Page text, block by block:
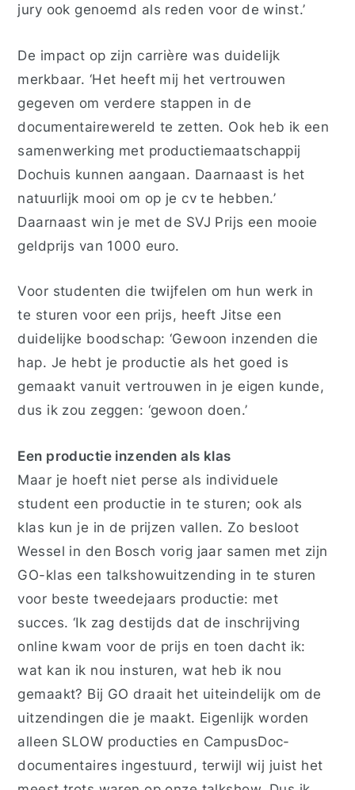
jury ook genoemd als reden voor de winst.’
De impact op zijn carrière was duidelijk
merkbaar. ‘Het heeft mij het vertrouwen
gegeven om verdere stappen in de
documentairewereld te zetten. Ook heb ik een
samenwerking met productiemaatschappij
Dochuis kunnen aangaan. Daarnaast is het
natuurlijk mooi om op je cv te hebben.’
Daarnaast win je met de SVJ Prijs een mooie
geldprijs van 1000 euro.
Voor studenten die twijfelen om hun werk in
te sturen voor een prijs, heeft Jitse een
duidelijke boodschap: ‘Gewoon inzenden die
hap. Je hebt je productie als het goed is
gemaakt vanuit vertrouwen in je eigen kunde,
dus ik zou zeggen: ‘gewoon doen.’
Een productie inzenden als klas
Maar je hoeft niet perse als individuele
student een productie in te sturen; ook als
klas kun je in de prijzen vallen. Zo besloot
Wessel in den Bosch vorig jaar samen met zijn
GO-klas een talkshowuitzending in te sturen
voor beste tweedejaars productie: met
succes. ‘Ik zag destijds dat de inschrijving
online kwam voor de prijs en toen dacht ik:
wat kan ik nou insturen, wat heb ik nou
gemaakt? Bij GO draait het uiteindelijk om de
uitzendingen die je maakt. Eigenlijk worden
alleen SLOW producties en CampusDoc-
documentaires ingestuurd, terwijl wij juist het